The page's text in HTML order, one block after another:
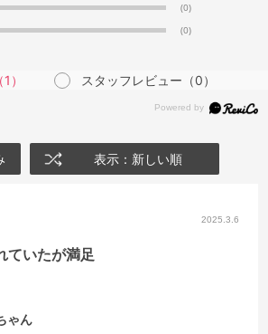
(0)
(0)
（1） スタッフレビュー （0）
表示：新しい順
2025.3.6
ていたが満足
ゃん